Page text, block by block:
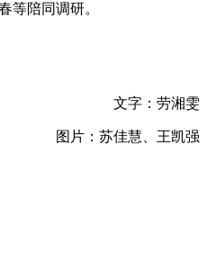
等陪同调研。
文字：劳湘雯
图片：苏佳慧、王凯强